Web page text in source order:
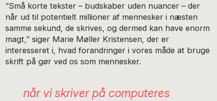
“Små korte tekster – budskaber uden nuancer – der
når ud til potentielt millioner af mennesker i næsten
samme sekund, de skrives, og dermed kan have enorm
magt,” siger Marie Møller Kristensen, der er
interesseret i, hvad forandringer i vores måde at bruge
skrift på gør ved os som mennesker.
når vi skriver på computeres